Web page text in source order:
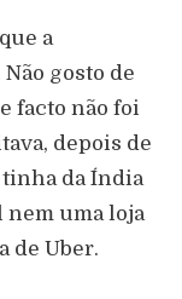
a
gosto de
facto não foi
depois de
tinha da Índia
nem uma loja
de Uber.